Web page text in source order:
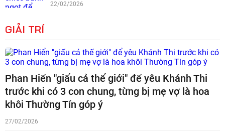
22/02/2026
GIẢI TRÍ
Phan Hiển "giấu cả thế giới" để yêu Khánh Thi
trước khi có 3 con chung, từng bị mẹ vợ là hoa
khôi Thường Tín góp ý
27/02/2026